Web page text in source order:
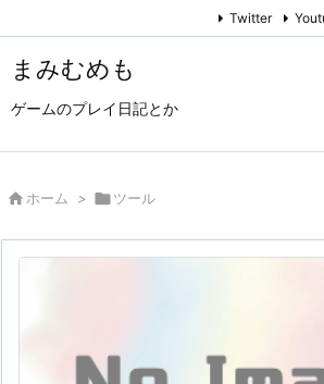
まみむめも
ゲームのプレイ日記とか
Twitter
 ホーム > ツール